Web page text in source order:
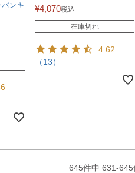
ンキ
¥4,070税込
在庫切れ
4.62
（13）
645件中 631-645